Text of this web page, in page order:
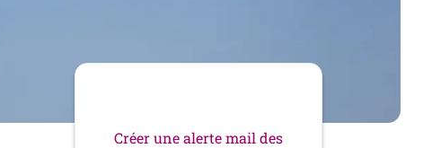
Créer une alerte mail des